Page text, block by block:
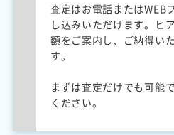
査定はお電話またはWEB
し込みいただけます。ヒ
額をご案内し、ご納得い
す。
まずは査定だけでも可能
ください。